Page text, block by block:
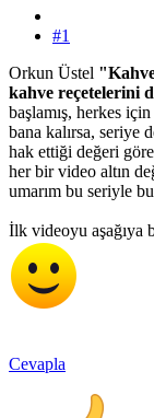
#1
Orkun Üstel
kahve reçetelerini
başlamış, herkes
bana kalırsa, seriye
hak ettiği değeri
her bir video altın
umarım bu seriyle
İlk videoyu aşağıya
Cevapla